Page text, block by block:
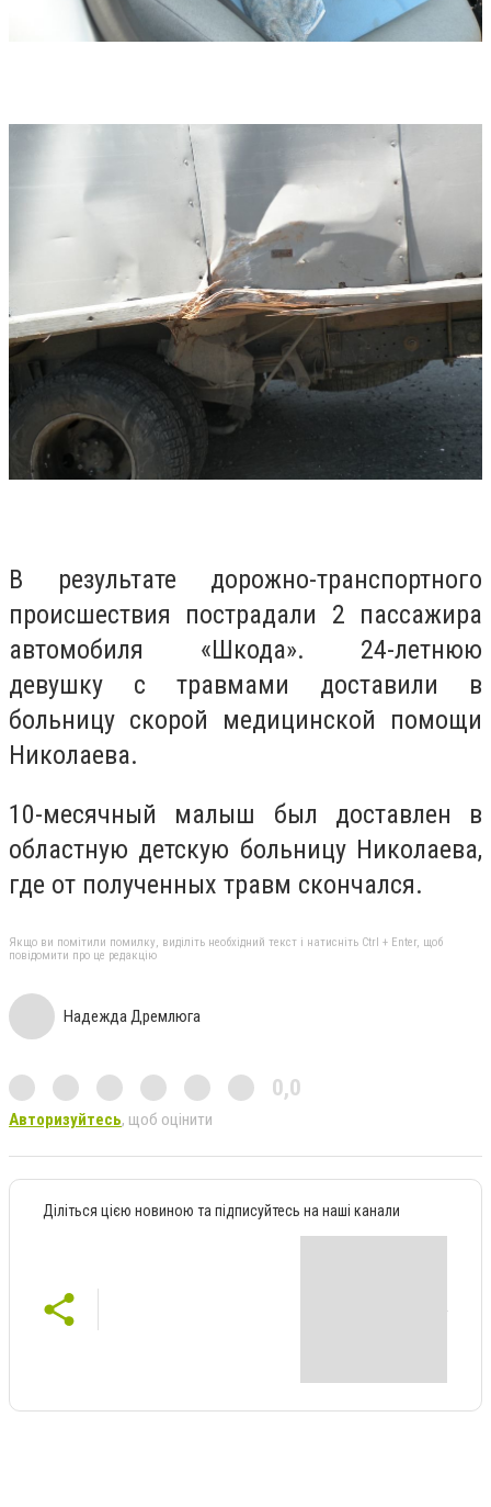
В результате дорожно-транспортного
происшествия пострадали 2 пассажира
автомобиля «Шкода». 24-летнюю
девушку с травмами доставили в
больницу скорой медицинской помощи
Николаева.
10-месячный малыш был доставлен в
областную детскую больницу Николаева,
где от полученных травм скончался.
Якщо ви помітили помилку, виділіть необхідний текст і натисніть Ctrl + Enter, щоб
повідомити про це редакцію
Надежда Дремлюга
0,0
Авторизуйтесь, щоб оцінити
Діліться цією новиною та підписуйтесь на наші канали